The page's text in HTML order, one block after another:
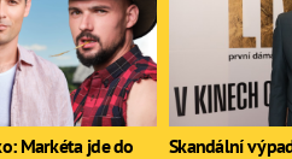
Markéta jde do
Skandální